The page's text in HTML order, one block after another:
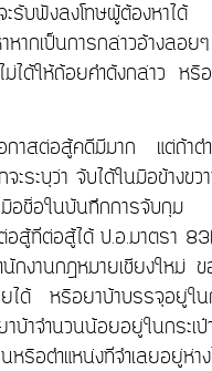
ะรับฟังลงโทษผู้ต้องหา
กเป็นการกล่าวอ้างลอ
ให้ถ้อยคำดังกล่าว หรือ
าสต่อสู้คดีมีมาก แต่ถ้าต
ระบุว่า จับได้ในมือข้างข
มือชื่อในบันทึกการจับกุม
ที่ต่อสู้ได้ ป.อ.มาตรา
นกฎหมายเชียงใหม่ ขอ
ยหายได้ หรือยาบ้าบรรจุ
จำนวนน้อยอยู่ในกระเป๋
นหรือตำแหน่งที่จำเลยอยู่